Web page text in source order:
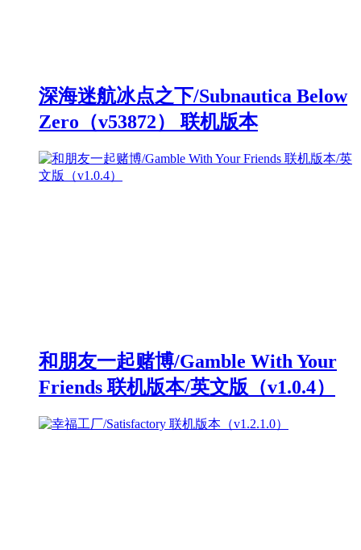
深海迷航冰点之下/Subnautica Below
Zero（v53872） 联机版本
和朋友一起赌博/Gamble With Your
Friends 联机版本/英文版（v1.0.4）